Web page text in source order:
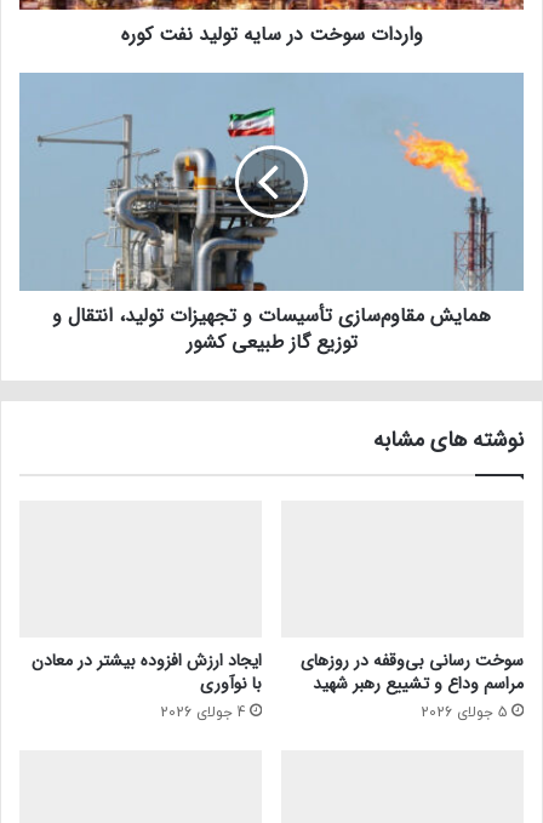
واردات سوخت در سایه تولید نفت کوره
همایش مقاوم‌سازی تأسیسات و تجهیزات تولید، انتقال و
توزیع گاز طبیعی کشور
نوشته های مشابه
سوخت رسانی بی‌وقفه در روز‌های
مراسم وداع و تشییع رهبر شهید
5 جولای 2026
ایجاد ارزش افزوده بیشتر در معادن
با نوآوری
4 جولای 2026